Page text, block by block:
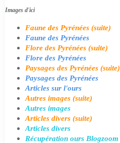
Images d'ici
Faune des Pyrénées (suite)
Faune des Pyrénées
Flore des Pyrénées (suite)
Flore des Pyrénées
Paysages des Pyrénées (suite)
Paysages des Pyrénées
Articles sur l'ours
Autres images (suite)
Autres images
Articles divers (suite)
Articles divers
Récupération ours Blogzoom